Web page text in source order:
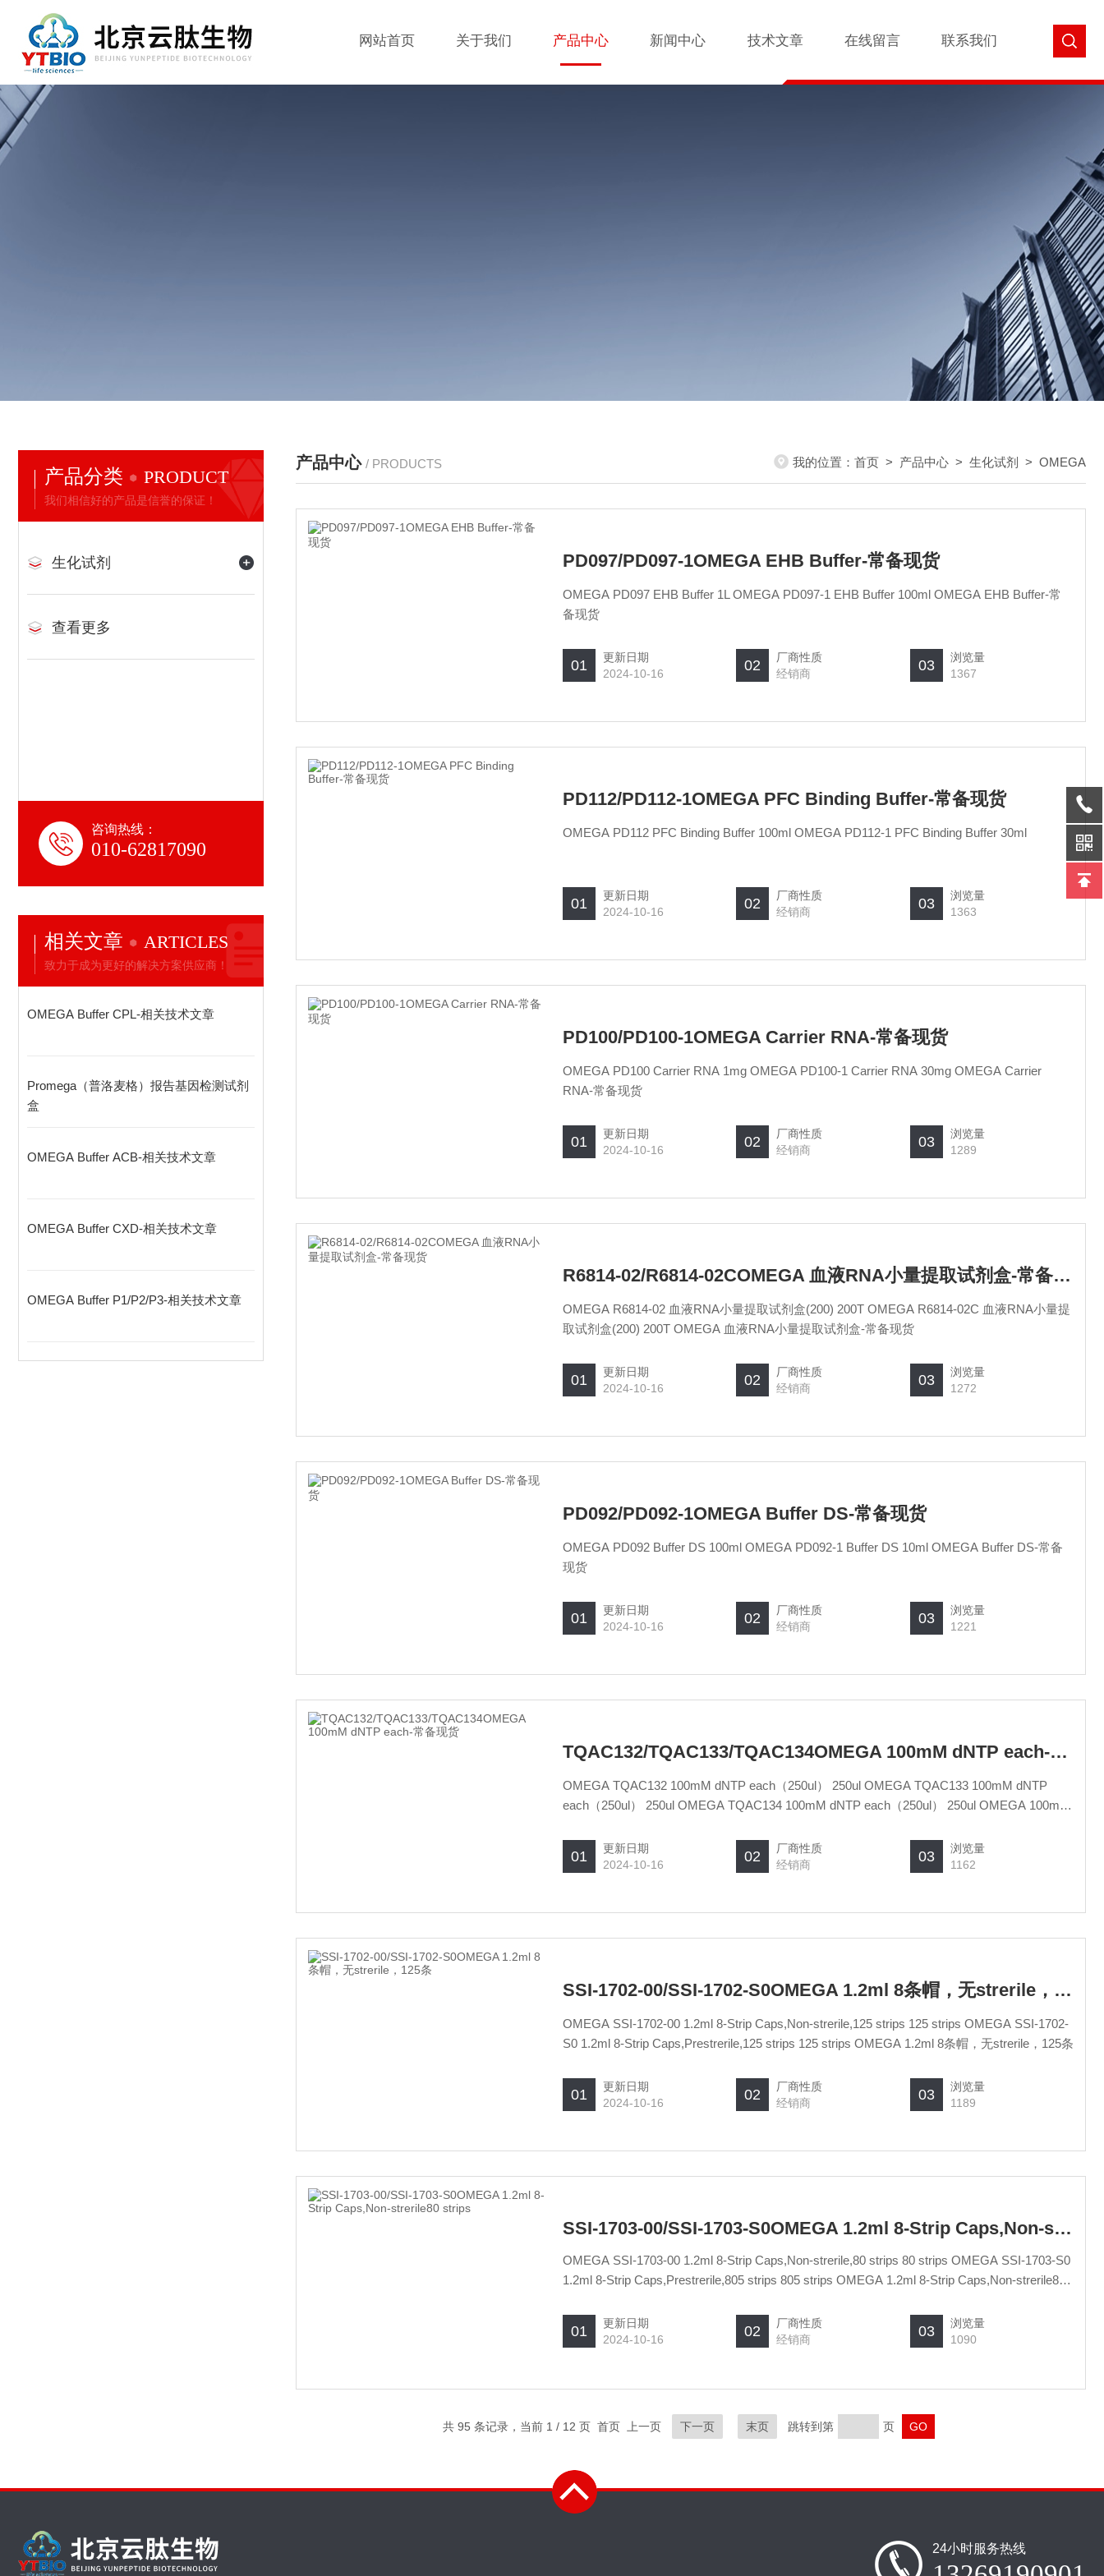
网站首页 关于我们 产品中心 新闻中心 技术文章 在线留言 联系我们
产品分类 PRODUCT
我们相信好的产品是信誉的保证！
生化试剂
查看更多
咨询热线：
010-62817090
相关文章 ARTICLES
致力于成为更好的解决方案供应商！
OMEGA Buffer CPL-相关技术文章
Promega（普洛麦格）报告基因检测试剂
盒
OMEGA Buffer ACB-相关技术文章
OMEGA Buffer CXD-相关技术文章
OMEGA Buffer P1/P2/P3-相关技术文章
产品中心 / PRODUCTS 我的位置： 首页 > 产品中心 > 生化试剂 > OMEGA
PD097/PD097-1OMEGA EHB Buffer-常备现货
OMEGA PD097 EHB Buffer 1L OMEGA PD097-1 EHB Buffer 100ml OMEGA EHB Buffer-常
备现货
01
更新日期
2024-10-16
02
厂商性质
经销商
03
浏览量
1367
PD112/PD112-1OMEGA PFC Binding Buffer-常备现货
OMEGA PD112 PFC Binding Buffer 100ml OMEGA PD112-1 PFC Binding Buffer 30ml
01
更新日期
2024-10-16
02
厂商性质
经销商
03
浏览量
1363
PD100/PD100-1OMEGA Carrier RNA-常备现货
OMEGA PD100 Carrier RNA 1mg OMEGA PD100-1 Carrier RNA 30mg OMEGA Carrier
RNA-常备现货
01
更新日期
2024-10-16
02
厂商性质
经销商
03
浏览量
1289
R6814-02/R6814-02COMEGA 血液RNA小量提取试剂盒-常备现货
OMEGA R6814-02 血液RNA小量提取试剂盒(200) 200T OMEGA R6814-02C 血液RNA小量提
取试剂盒(200) 200T OMEGA 血液RNA小量提取试剂盒-常备现货
01
更新日期
2024-10-16
02
厂商性质
经销商
03
浏览量
1272
PD092/PD092-1OMEGA Buffer DS-常备现货
OMEGA PD092 Buffer DS 100ml OMEGA PD092-1 Buffer DS 10ml OMEGA Buffer DS-常备
现货
01
更新日期
2024-10-16
02
厂商性质
经销商
03
浏览量
1221
TQAC132/TQAC133/TQAC134OMEGA 100mM dNTP each-常备现货
OMEGA TQAC132 100mM dNTP each（250ul） 250ul OMEGA TQAC133 100mM dNTP
each（250ul） 250ul OMEGA TQAC134 100mM dNTP each（250ul） 250ul OMEGA 100mM
01
更新日期
2024-10-16
02
厂商性质
经销商
03
浏览量
1162
SSI-1702-00/SSI-1702-S0OMEGA 1.2ml 8条帽，无strerile，125条
OMEGA SSI-1702-00 1.2ml 8-Strip Caps,Non-strerile,125 strips 125 strips OMEGA SSI-1702-
S0 1.2ml 8-Strip Caps,Prestrerile,125 strips 125 strips OMEGA 1.2ml 8条帽，无strerile，125条
01
更新日期
2024-10-16
02
厂商性质
经销商
03
浏览量
1189
SSI-1703-00/SSI-1703-S0OMEGA 1.2ml 8-Strip Caps,Non-strerile80 strips
OMEGA SSI-1703-00 1.2ml 8-Strip Caps,Non-strerile,80 strips 80 strips OMEGA SSI-1703-S0
1.2ml 8-Strip Caps,Prestrerile,805 strips 805 strips OMEGA 1.2ml 8-Strip Caps,Non-strerile80
01
更新日期
2024-10-16
02
厂商性质
经销商
03
浏览量
1090
共 95 条记录，当前 1 / 12 页 首页 上一页 下一页 末页 跳转到第 页
24小时服务热线